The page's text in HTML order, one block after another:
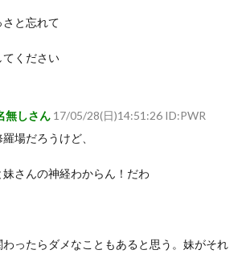
と忘れて
ください
無しさん 17/05/28(日)14:51:26 ID:PWR
場だろうけど、
さんの神経わからん！だわ
わったらダメなこともあると思う。妹がそれ